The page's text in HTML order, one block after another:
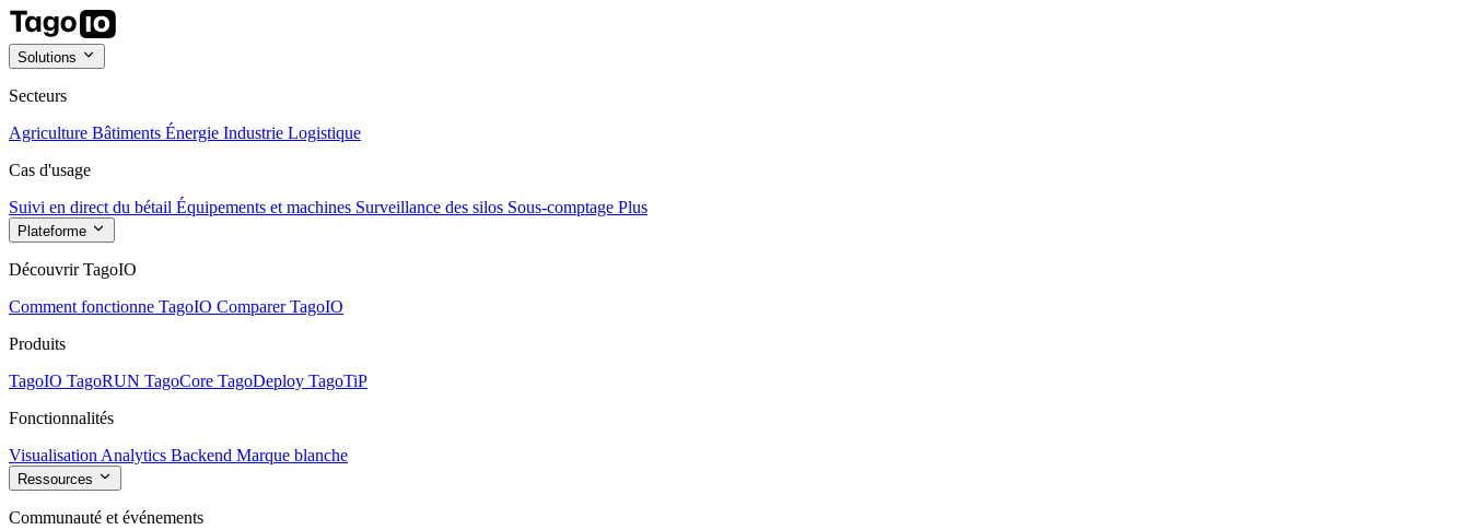
Solutions
Secteurs
Agriculture Bâtiments Énergie Industrie Logistique
Cas d'usage
Suivi en direct du bétail Équipements et machines Surveillance des silos Sous-comptage Plus
Plateforme
Découvrir TagoIO
Comment fonctionne TagoIO Comparer TagoIO
Produits
TagoIO TagoRUN TagoCore TagoDeploy TagoTiP
Fonctionnalités
Visualisation Analytics Backend Marque blanche
Ressources
Communauté et événements